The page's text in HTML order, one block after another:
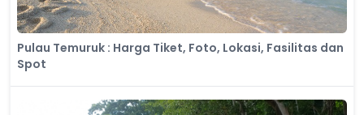
Pulau Temuruk : Harga Tiket, Foto, Lokasi, Fasilitas dan
Spot